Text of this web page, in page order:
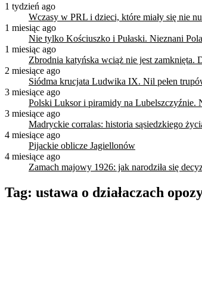
1 tydzień ago
Wczasy w PRL i dzieci, które miały się nie
1 miesiąc ago
Nie tylko Kościuszko i Pułaski. Nieznani
1 miesiąc ago
Zbrodnia katyńska wciąż nie jest zamknięta.
2 miesiące ago
Siódma krucjata Ludwika IX. Nil pełen
3 miesiące ago
Polski Luksor i piramidy na Lubelszczyźnie.
3 miesiące ago
Madryckie corralas: historia sąsiedzkiego
4 miesiące ago
Pijackie oblicze Jagiellonów
4 miesiące ago
Zamach majowy 1926: jak narodziła się
Tag: ustawa o działaczach